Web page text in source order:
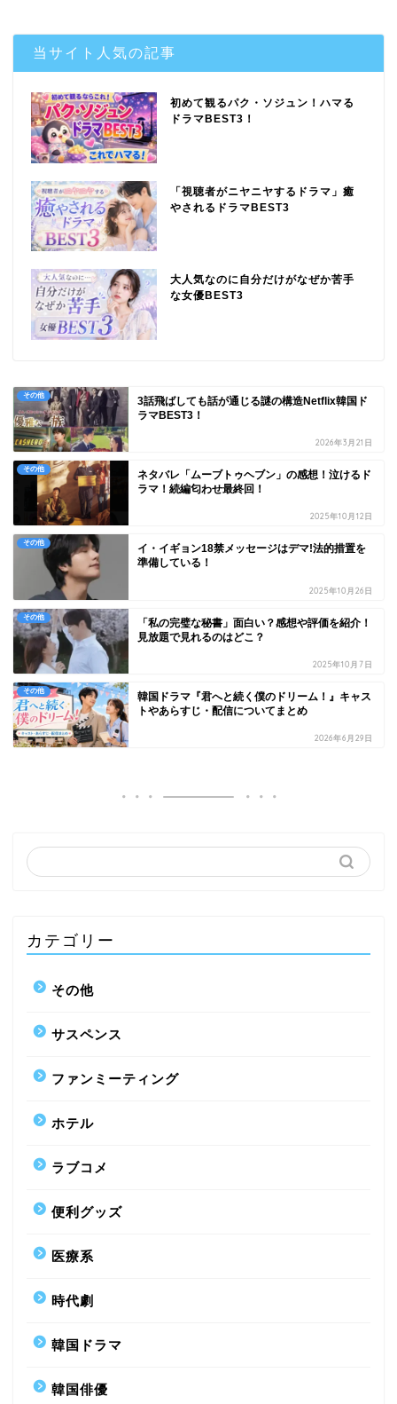
当サイト人気の記事
初めて観るパク・ソジュン！ハマる
ドラマBEST3！
「視聴者がニヤニヤするドラマ」癒
やされるドラマBEST3
大人気なのに自分だけがなぜか苦手
な女優BEST3
その他
3話飛ばしても話が通じる謎の構造Netflix韓国ド
ラマBEST3！
2026年3月21日
その他
ネタバレ「ムーブトゥヘブン」の感想！泣けるド
ラマ！続編匂わせ最終回！
2025年10月12日
その他
イ・イギョン18禁メッセージはデマ!法的措置を
準備している！
2025年10月26日
その他
「私の完璧な秘書」面白い？感想や評価を紹介！
見放題で見れるのはどこ？
2025年10月7日
その他
韓国ドラマ『君へと続く僕のドリーム！』キャス
トやあらすじ・配信についてまとめ
2026年6月29日
カテゴリー
その他
サスペンス
ファンミーティング
ホテル
ラブコメ
便利グッズ
医療系
時代劇
韓国ドラマ
韓国俳優